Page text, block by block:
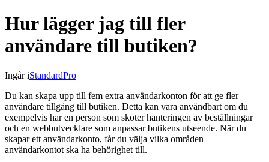
Hur lägger jag till fler
användare till butiken?
Ingår iStandardPro
Du kan skapa upp till fem extra användarkonton för att ge fler
användare tillgång till butiken. Detta kan vara användbart om du
exempelvis har en person som sköter hanteringen av beställningar
och en webbutvecklare som anpassar butikens utseende. När du
skapar ett användarkonto, får du välja vilka områden
användarkontot ska ha behörighet till.